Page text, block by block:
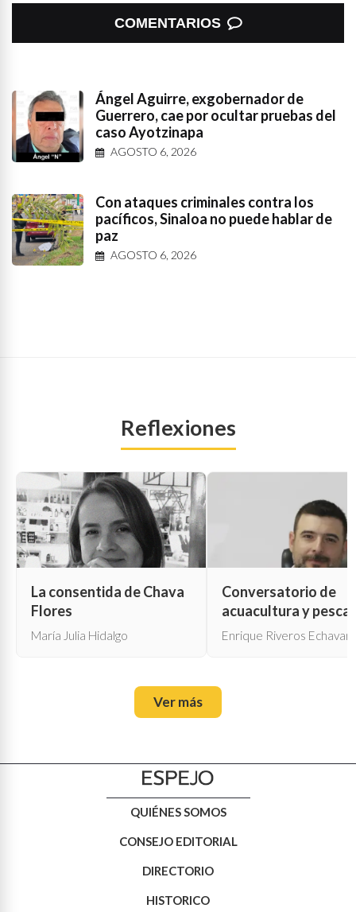
COMENTARIOS
Ángel Aguirre, exgobernador de
Guerrero, cae por ocultar pruebas del
caso Ayotzinapa
AGOSTO 6, 2026
Con ataques criminales contra los
pacíficos, Sinaloa no puede hablar de
paz
AGOSTO 6, 2026
Reflexiones
La consentida de Chava
Flores
María Julia Hidalgo
Conversatorio de
acuacultura y pesca
Enrique Riveros
Ver más
QUIÉNES SOMOS
CONSEJO EDITORIAL
DIRECTORIO
HISTORICO